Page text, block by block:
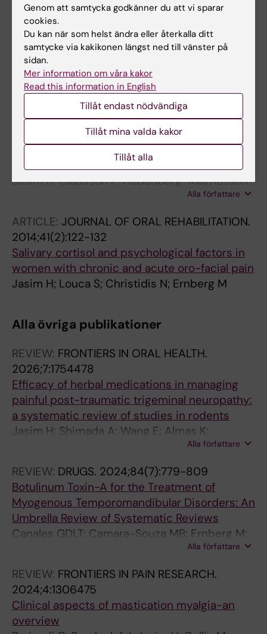
Jasim H; Carlsson A; Gerdle B; Ernberg M;
Ghafouri B
ARTICLE:SCIENTIFIC REPORTS.2018;8(1):3220
Saliva as a medium to detect and measure
biomarkers related to pain
Jasim H; Carlsson A; Hedenberg-Magnusson
B; Ghafouri B; Ernberg M
SCIENTIFIC REPORTS.2016;6:39073
The proteomic profile of whole and glandular
saliva in healthy pain-free subjects
Jasim H; Olausson P; Hedenberg-Magnusson
Alla författare
ARTICLE: JOURNAL OF ORAL REHABILITATION.
2014;41(2):122-132
Salivary cortisol and psychological factors in
women with chronic and acute oro-facial pain
Jasim H; Louca S; Christidis N; Ernberg M
Alla övriga publikationer
REVIEW: FRONTIERS IN ORAL HEALTH.
2026;7:1754478
Efficacy of herbal medications in managing
painful post-traumatic trigeminal neuropathy:
a systematic review of studies in rodents
Jasim H; Shimada A; Wang E; Almas K;
Alla författare
REVIEW: DRUGS. 2024;84(7):779-809
Botulinum Toxin-A for the Treatment of
Myogenous Temporomandibular Disorders: An
Umbrella Review of Systematic Reviews
Canales GDLT; Camara-Souza MB; Ernberg M;
Al-Moraissi EA; Grigoriadis A; Poluha RL;
Alla författare
REVIEW: FRONTIERS IN PAIN RESEARCH.
2024;4:1306475
Clinical aspects of mastication myalgia-an
overview
Genom att samtycka godkänner du att vi sparar
cookies.
Du kan när som helst ändra eller återkalla ditt
samtycke via kakikonen längst ned till vänster på
sidan.
Mer information om våra kakor
Read this information in English
Tillåt endast nödvändiga
Tillåt mina valda kakor
Tillåt alla